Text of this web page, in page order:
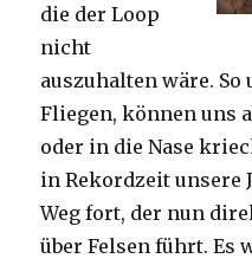
die der Loop
nicht
auszuhalten wäre.
Fliegen, können uns
oder in die Nase
in Rekordzeit unsere
Weg fort, der nun
über Felsen führt. Es